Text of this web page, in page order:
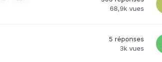
68,9k vues
5 réponses
3k vues